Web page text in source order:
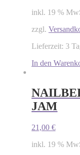
inkl. 19 %
zzgl.
Lieferzeit: 3
In den
JAM
21,00 €
inkl. 19 %